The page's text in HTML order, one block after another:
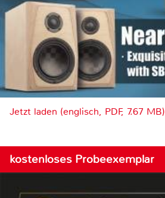
Jetzt laden (englisch, PDF, 7.67 MB)
kostenloses Probeexemplar